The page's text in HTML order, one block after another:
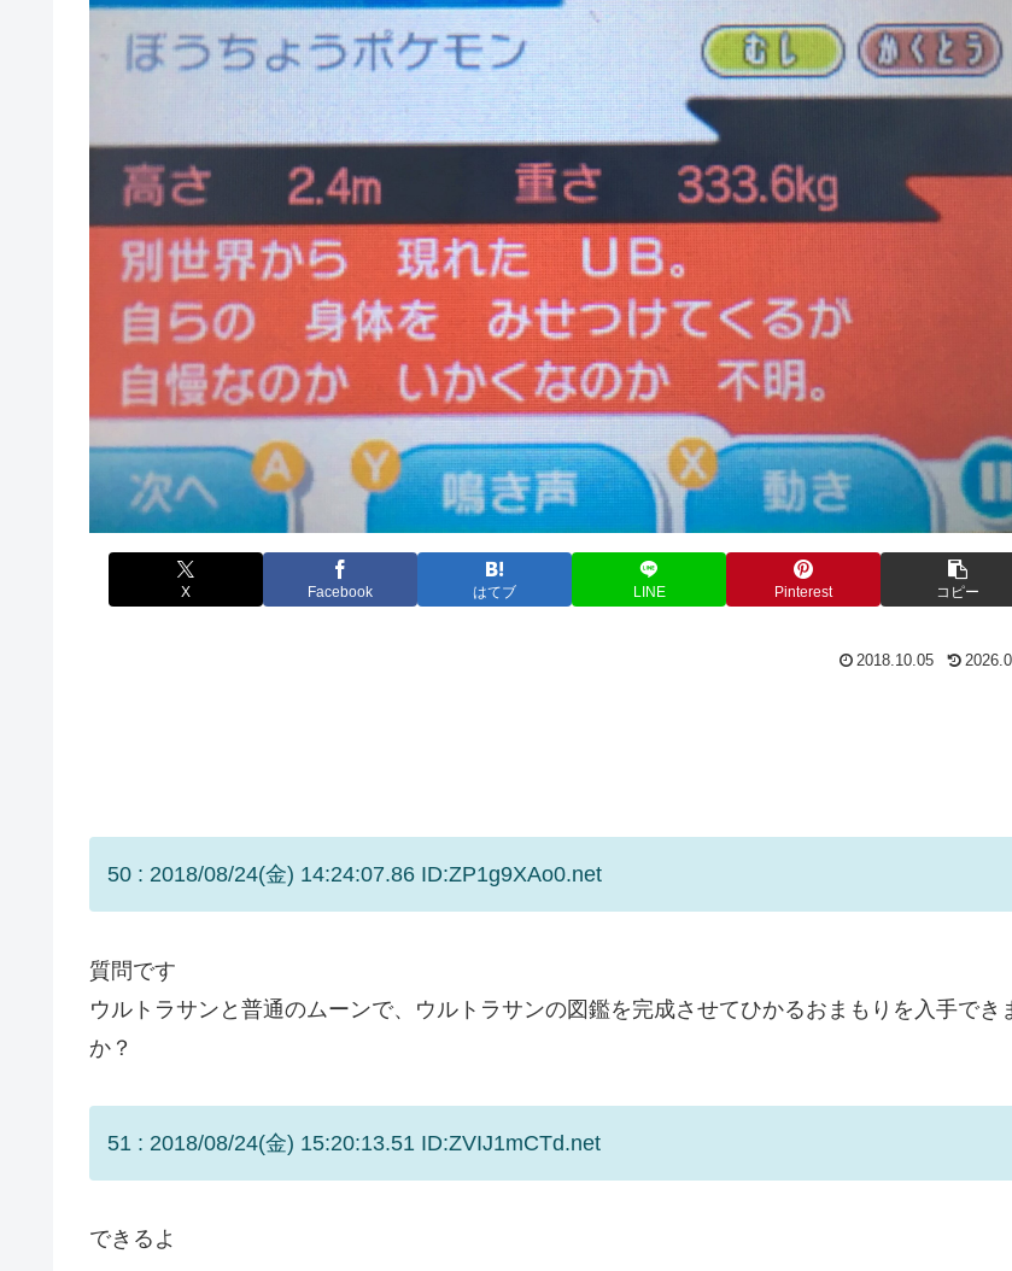
X Facebook はてブ LINE Pinterest コピー
2018.10.05
50 : 2018/08/24(金) 14:24:07.86 ID:ZP1g9XAo0.net
質問です
ウルトラサンと普通のムーンで、ウルトラサンの図鑑を完成させてひかるおまもりを入手でき
か？
51 : 2018/08/24(金) 15:20:13.51 ID:ZVIJ1mCTd.net
できるよ